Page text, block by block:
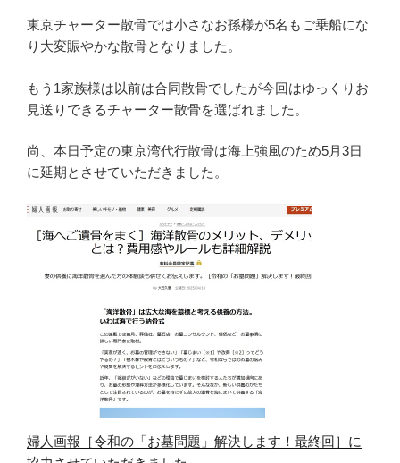
東京チャーター散骨では小さなお孫様が5名もご乗船にな
り大変賑やかな散骨となりました。
もう1家族様は以前は合同散骨でしたが今回はゆっくりお
見送りできるチャーター散骨を選ばれました。
尚、本日予定の東京湾代行散骨は海上強風のため5月3日
に延期とさせていただきました。
婦人画報［令和の「お墓問題」解決します！最終回］に